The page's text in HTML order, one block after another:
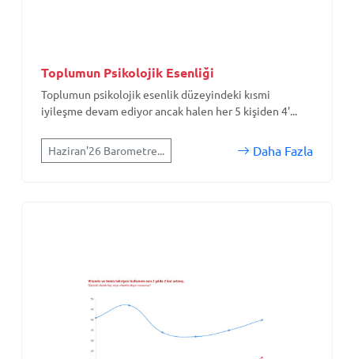
Toplumun Psikolojik Esenliği
Toplumun psikolojik esenlik düzeyindeki kısmi
iyileşme devam ediyor ancak halen her 5 kişiden 4'...
Haziran'26 Barometre... Daha Fazla